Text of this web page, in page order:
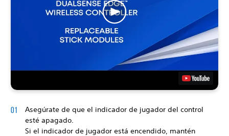
Asegúrate de que el indicador de jugador del control
esté apagado.
Si el indicador de jugador está encendido, mantén